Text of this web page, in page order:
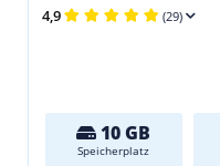
4,9 (29)
10 GB
Speicherplatz